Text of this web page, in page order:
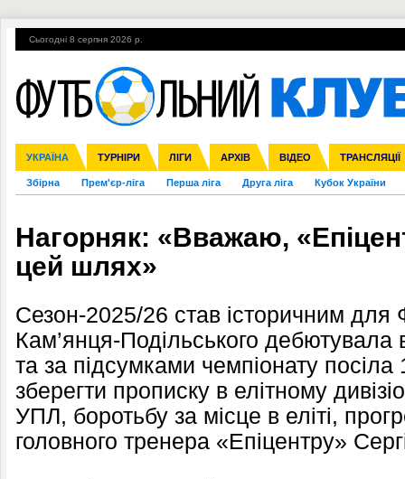
Сьогодні 8 серпня 2026 р.
УКРАЇНА ТУРНІРИ ЛІГИ АРХІВ ВІДЕО ТРАНСЛЯЦІЇ
Збірна Прем'єр-ліга Перша ліга Друга ліга Кубок України
Ліга чемпіонів Ліга Європи Міжнародні Ліга націй Ліга
Англія Іспанія Італія Німеччина Франція Інші
ЧС-2014 ЄВРО-2016 Росія Кубок конфедерацій ЧЄ-2015 (U-
Гарячі теми УПЛ, 2-й тур ВІЙНА УПЛ-ПЕРЕХОДИ
Нагорняк: «Вважаю,
цей шлях»
Сезон-2025/26 став історичним
Кам’янця-Подільського дебютувала
та за підсумками чемпіонату
зберегти прописку в елітному
УПЛ, боротьбу за місце в еліті,
головного тренера «Епіцентру»